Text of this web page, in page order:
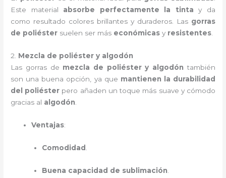
Este material absorbe perfectamente la tinta y da
como resultado colores brillantes y duraderos. Las gorras
de poliéster suelen ser más económicas y resistentes
2. Mezcla de poliéster y algodón
Las gorras de mezcla de poliéster y algodón también
son una buena opción, ya que mantienen la durabilidad
del poliéster pero añaden un toque más suave y cómodo
gracias al algodón
Ventajas:
Comodidad
Buena capacidad de sublimación